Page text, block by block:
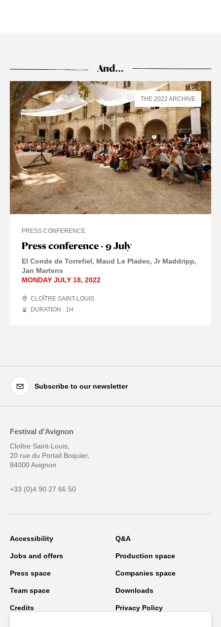
And…
Press conference - 9 July
PRESS CONFERENCE
El Conde de Torrefiel Maud Le Pladec Jr Maddripp
Jan Martens
MONDAY JULY 18, 2022
CLOÎTRE SAINT-LOUIS
DURATION : 1 H
THE 2022 ARCHIVE
Subscribe to our newsletter
Festival d'Avignon
Cloître Saint-Louis,
20 rue du Portail Boquier,
84000 Avignon
+33 (0)4 90 27 66 50
Accessibility Q&A
Jobs and offers Production space
Press space Companies space
Team space Downloads
Credits Privacy Policy